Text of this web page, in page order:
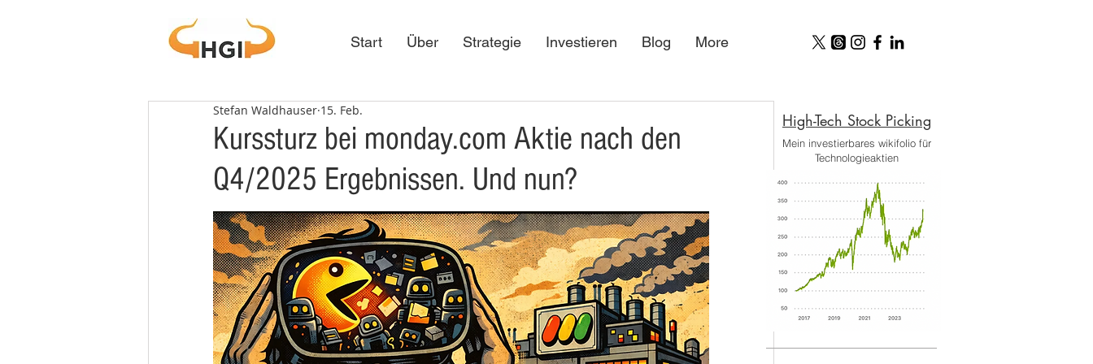
Start Über Strategie Investieren Blog More
Kurssturz bei monday.com Aktie nach den
Q4/2025 Ergebnissen. Und nun?
Stefan Waldhauser 15. Feb.
High-Tech Stock Picking​
Mein investierbares wikifolio für
Technologieaktien